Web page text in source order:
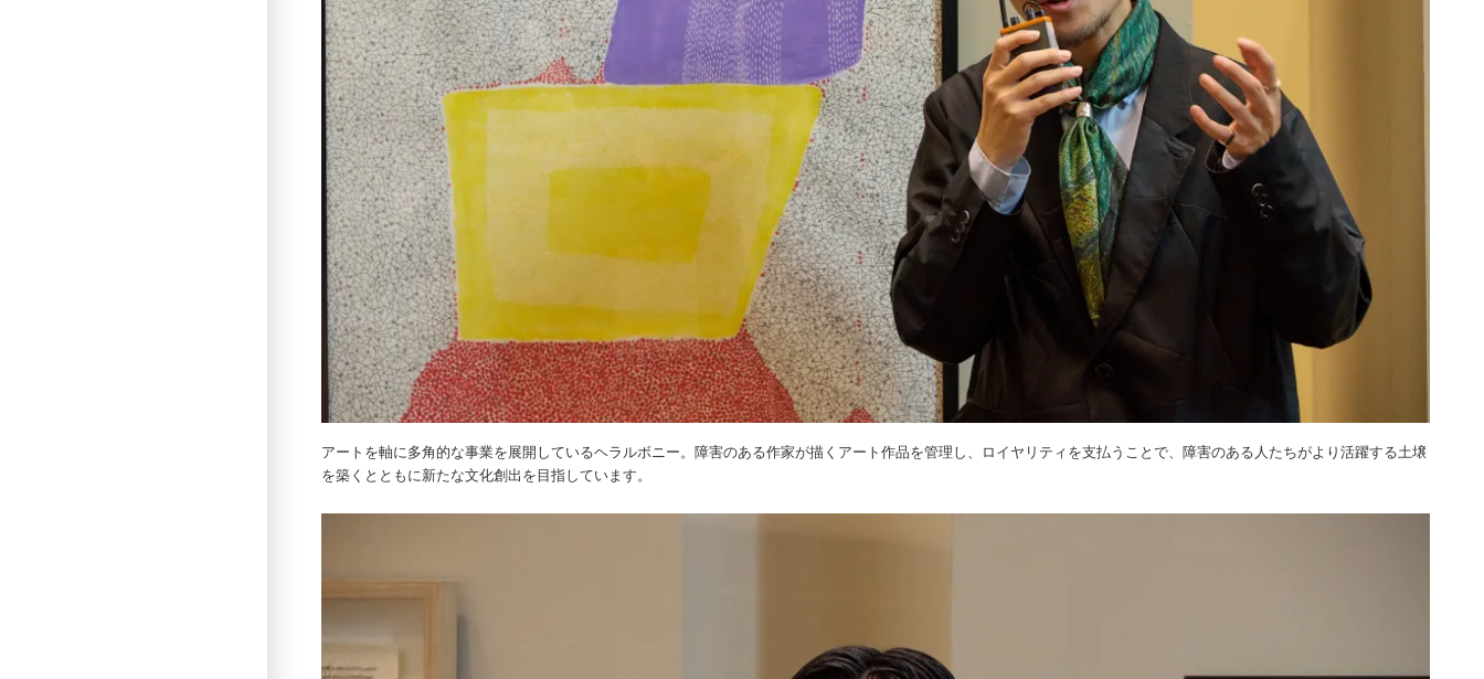
アートを軸に多角的な事業を展開しているヘラルボニー。障害のある作家が描くアート作品を管理し、ロイヤリティを支払うことで、障害のある人たちがより活躍する土壌
を築くとともに新たな文化創出を目指しています。